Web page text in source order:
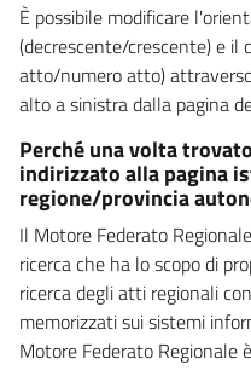
È possibile modificare
(decrescente/crescente) e
atto/numero atto)
alto a sinistra dalla pagina
Perché una volta
indirizzato alla pagina
regione/provincia
Il Motore Federato
ricerca che ha lo scopo di
ricerca degli atti regionali
memorizzati sui sistemi
Motore Federato